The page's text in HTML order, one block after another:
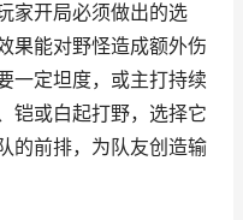
家开局必须做出的选
果能对野怪造成额外伤
一定坦度，或主打持续
铠或白起打野，选择它
的前排，为队友创造输